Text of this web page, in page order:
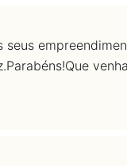
seus